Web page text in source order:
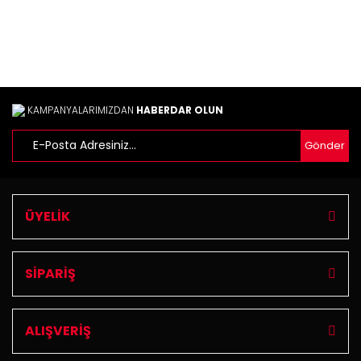
KAMPANYALARIMIZDAN HABERDAR OLUN
Gönder
ÜYELİK
SİPARİŞ
ALIŞVERİŞ